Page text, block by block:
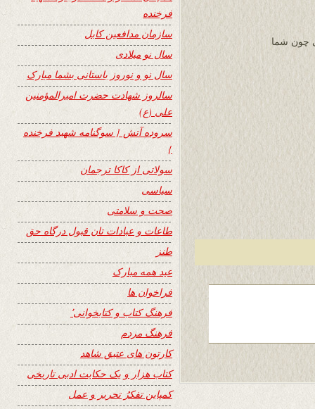
چون شما
فرخنده
سازمان مدافعین کابل
سال نو میلادی
سال نو و نوروز باستانی بشما مبارک
سالروز شهادت حضرت امیرالمؤمنین
علی (ع)
سروده آتش { سوگنامه شهید فرخنده
}
سولاتی از کاکا ترجمان
سیاسی
صحت و سلامتی
طاعات و عبادات تان قبول درگاه حق
طنز
عید همه مبارک
فراخوان ها
فرهنگ کتاب و کتابخوانی٬
فرهنگ مردم
کارتون های عتیق شاهد
کتاب هزار و یک حکایت ادبی تاریخی
کمپاین تفکرُ تحریر و عمل